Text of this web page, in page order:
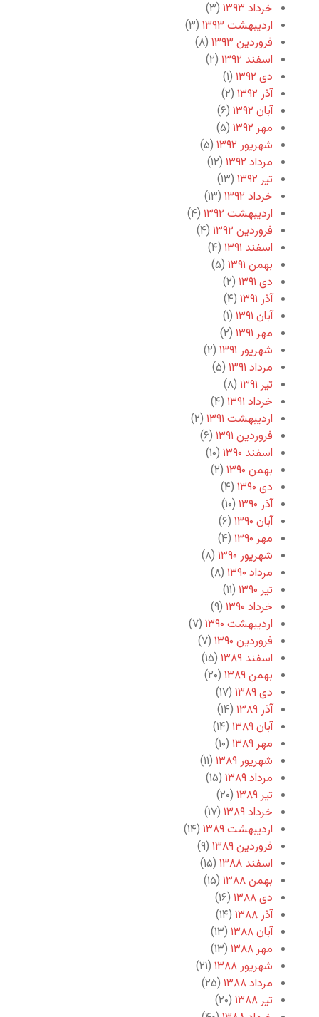
خرداد ۱۳۹۳
(۳)
اردیبهشت ۱۳۹۳
(۳)
فروردین ۱۳۹۳
(۸)
اسفند ۱۳۹۲
(۲)
دی ۱۳۹۲
(۱)
آذر ۱۳۹۲
(۲)
آبان ۱۳۹۲
(۶)
مهر ۱۳۹۲
(۵)
شهریور ۱۳۹۲
(۵)
مرداد ۱۳۹۲
(۱۲)
تیر ۱۳۹۲
(۱۳)
خرداد ۱۳۹۲
(۱۳)
اردیبهشت ۱۳۹۲
(۴)
فروردین ۱۳۹۲
(۴)
اسفند ۱۳۹۱
(۴)
بهمن ۱۳۹۱
(۵)
دی ۱۳۹۱
(۲)
آذر ۱۳۹۱
(۴)
آبان ۱۳۹۱
(۱)
مهر ۱۳۹۱
(۲)
شهریور ۱۳۹۱
(۲)
مرداد ۱۳۹۱
(۵)
تیر ۱۳۹۱
(۸)
خرداد ۱۳۹۱
(۴)
اردیبهشت ۱۳۹۱
(۲)
فروردین ۱۳۹۱
(۶)
اسفند ۱۳۹۰
(۱۰)
بهمن ۱۳۹۰
(۲)
دی ۱۳۹۰
(۴)
آذر ۱۳۹۰
(۱۰)
آبان ۱۳۹۰
(۶)
مهر ۱۳۹۰
(۴)
شهریور ۱۳۹۰
(۸)
مرداد ۱۳۹۰
(۸)
تیر ۱۳۹۰
(۱۱)
خرداد ۱۳۹۰
(۹)
اردیبهشت ۱۳۹۰
(۷)
فروردین ۱۳۹۰
(۷)
اسفند ۱۳۸۹
(۱۵)
بهمن ۱۳۸۹
(۲۰)
دی ۱۳۸۹
(۱۷)
آذر ۱۳۸۹
(۱۴)
آبان ۱۳۸۹
(۱۴)
مهر ۱۳۸۹
(۱۰)
شهریور ۱۳۸۹
(۱۱)
مرداد ۱۳۸۹
(۱۵)
تیر ۱۳۸۹
(۲۰)
خرداد ۱۳۸۹
(۱۷)
اردیبهشت ۱۳۸۹
(۱۴)
فروردین ۱۳۸۹
(۹)
اسفند ۱۳۸۸
(۱۵)
بهمن ۱۳۸۸
(۱۵)
دی ۱۳۸۸
(۱۶)
آذر ۱۳۸۸
(۱۴)
آبان ۱۳۸۸
(۱۳)
مهر ۱۳۸۸
(۱۳)
شهریور ۱۳۸۸
(۲۱)
مرداد ۱۳۸۸
(۲۵)
تیر ۱۳۸۸
(۲۰)